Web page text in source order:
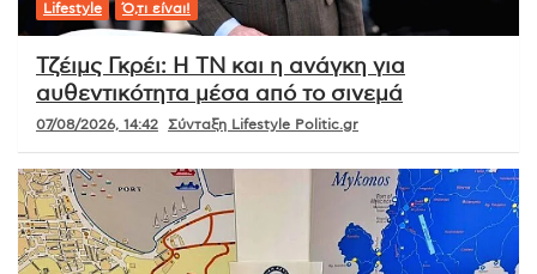
Lifestyle Ό,τι είναι!
Τζέιμς Γκρέι: Η ΤΝ και η ανάγκη για
αυθεντικότητα μέσα από το σινεμά
07/08/2026, 14:42 Σύνταξη Lifestyle Politic.gr